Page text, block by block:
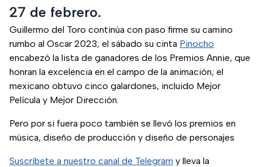
27 de febrero.
Guillermo del Toro continúa con paso firme su camino
rumbo al Oscar 2023; el sábado su cinta Pinocho
encabezó la lista de ganadores de los Premios Annie, que
honran la excelencia en el campo de la animación; el
mexicano obtuvo cinco galardones, incluido Mejor
Película y Mejor Dirección.
Pero por si fuera poco también se llevó los premios en
música, diseño de producción y diseño de personajes
Suscríbete a nuestro canal de Telegram y lleva la